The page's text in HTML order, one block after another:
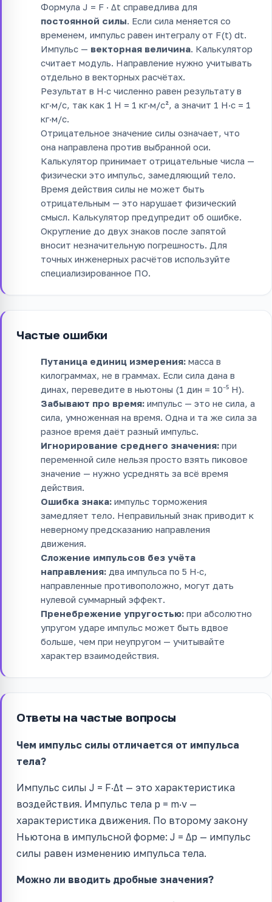
Формула J = F · Δt справедлива для
постоянной силы. Если сила меняется со
временем, импульс равен интегралу от F(t) dt.
Импульс — векторная величина. Калькулятор
считает модуль. Направление нужно учитывать
отдельно в векторных расчётах.
Результат в Н·с численно равен результату в
кг·м/с, так как 1 Н = 1 кг·м/с², а значит 1 Н·с = 1
кг·м/с.
Отрицательное значение силы означает, что
она направлена против выбранной оси.
Калькулятор принимает отрицательные числа —
физически это импульс, замедляющий тело.
Время действия силы не может быть
отрицательным — это нарушает физический
смысл. Калькулятор предупредит об ошибке.
Округление до двух знаков после запятой
вносит незначительную погрешность. Для
точных инженерных расчётов используйте
специализированное ПО.
Частые ошибки
Путаница единиц измерения: масса в
килограммах, не в граммах. Если сила дана в
динах, переведите в ньютоны (1 дин = 10⁻⁵ Н).
Забывают про время: импульс — это не сила, а
сила, умноженная на время. Одна и та же сила за
разное время даёт разный импульс.
Игнорирование среднего значения: при
переменной силе нельзя просто взять пиковое
значение — нужно усреднять за всё время
действия.
Ошибка знака: импульс торможения
замедляет тело. Неправильный знак приводит к
неверному предсказанию направления
движения.
Сложение импульсов без учёта
направления: два импульса по 5 Н·с,
направленные противоположно, могут дать
нулевой суммарный эффект.
Пренебрежение упругостью: при абсолютно
упругом ударе импульс может быть вдвое
больше, чем при неупругом — учитывайте
характер взаимодействия.
Ответы на частые вопросы
Чем импульс силы отличается от импульса
тела?
Импульс силы J = F·Δt — это характеристика
воздействия. Импульс тела p = m·v —
характеристика движения. По второму закону
Ньютона в импульсной форме: J = Δp — импульс
силы равен изменению импульса тела.
Можно ли вводить дробные значения?